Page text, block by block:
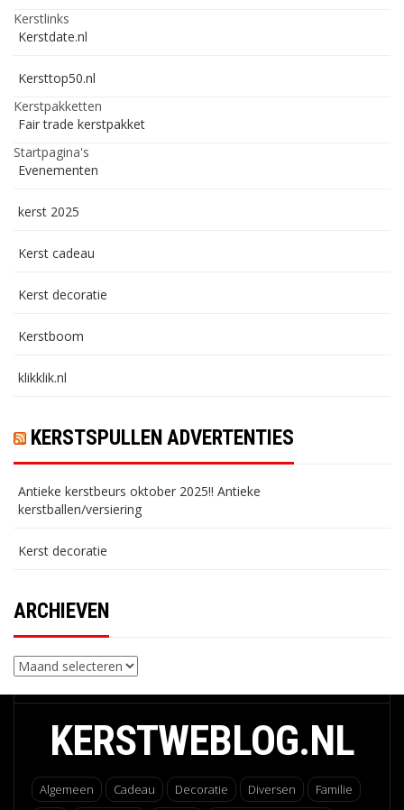
Kerstlinks
Kerstdate.nl
Kersttop50.nl
Kerstpakketten
Fair trade kerstpakket
Startpagina's
Evenementen
kerst 2025
Kerst cadeau
Kerst decoratie
Kerstboom
klikklik.nl
KERSTSPULLEN ADVERTENTIES
Antieke kerstbeurs oktober 2025!! Antieke
kerstballen/versiering
Kerst decoratie
ARCHIEVEN
Archieven
KERSTWEBLOG.NL
Algemeen Cadeau Decoratie Diversen
Familie